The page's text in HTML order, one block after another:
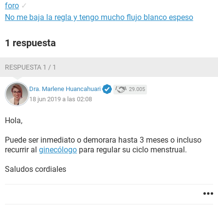
foro ✓
No me baja la regla y tengo mucho flujo blanco espeso
1 respuesta
RESPUESTA 1 / 1
Dra. Marlene Huancahuari 29.005
18 jun 2019 a las 02:08
Hola,
Puede ser inmediato o demorara hasta 3 meses o incluso
recurrir al ginecólogo para regular su ciclo menstrual.
Saludos cordiales